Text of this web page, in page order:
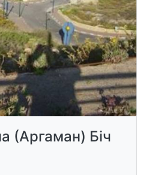
(Аргаман) Біч